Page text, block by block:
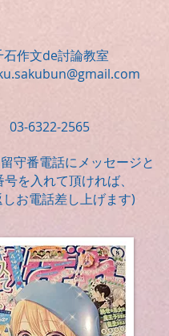
石作文de討論教室
03-6322-2565
守番電話にメッセージと
を入れて頂ければ、
お電話差し上げます)